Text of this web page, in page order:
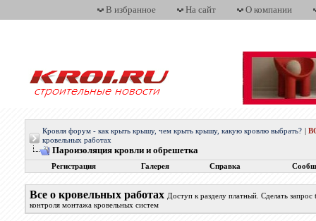
В избранное На сайт О компании
Кровля форум - как крыть крышу, чем крыть крышу, какую кровлю выбрать?
кровельных работах
Пароизоляция кровли и обрешетка
Регистрация Галерея Справка
Все о кровельных работах Доступ к разделу платный. Сделать
контроля монтажа кровельных систем